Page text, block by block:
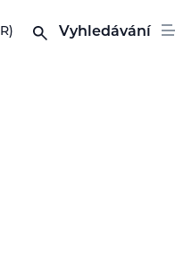
Vyhledávání